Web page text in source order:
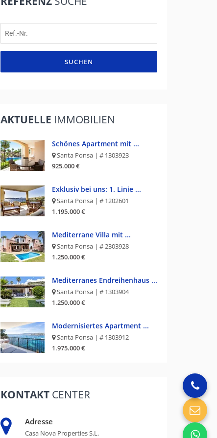
SUCHEN
AKTUELLE IMMOBILIEN
Schönes Apartment mit ...
Santa Ponsa | # 1303923
925.000 €
Exklusiv bei uns: 1. Linie ...
Santa Ponsa | # 1202601
1.195.000 €
Mediterrane Villa mit ...
Santa Ponsa | # 2303928
1.250.000 €
Mediterranes Endreihenhaus ...
Santa Ponsa | # 1303904
1.250.000 €
Modernisiertes Apartment ...
Santa Ponsa | # 1303912
1.975.000 €
KONTAKT CENTER
Adresse
Casa Nova Properties S.L.